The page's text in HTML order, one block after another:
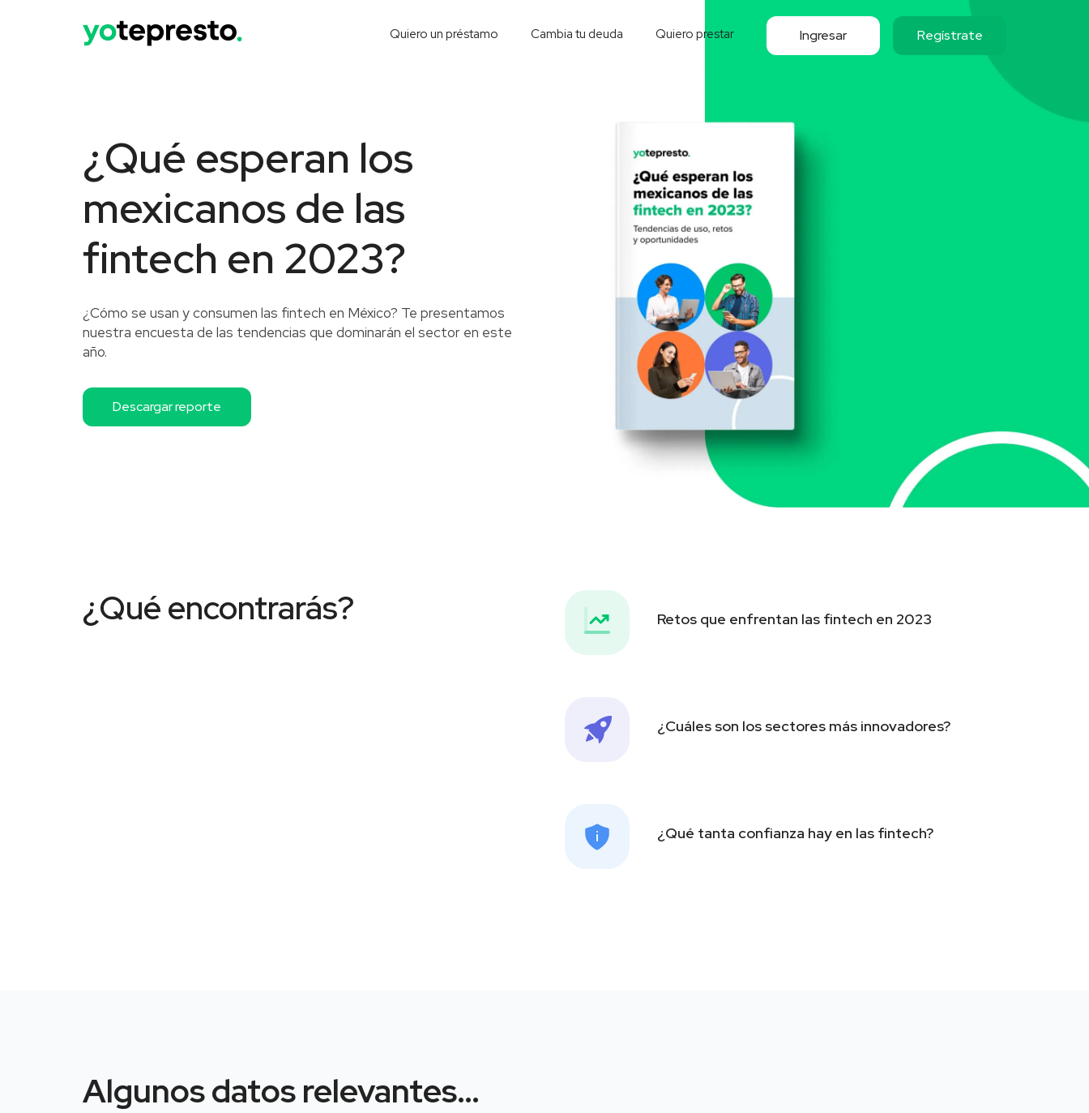
Quiero un préstamo Cambia tu deuda Quiero prestar Ingresar Regístrate
¿Qué esperan los
mexicanos de las
fintech en 2023?
¿Cómo se usan y consumen las fintech en México? Te presentamos
nuestra encuesta de las tendencias que dominarán el sector en este
año.
Descargar reporte
¿Qué encontrarás? Retos que enfrentan las fintech en 2023
¿Cuáles son los sectores más innovadores?
¿Qué tanta confianza hay en las fintech?
Algunos datos relevantes…